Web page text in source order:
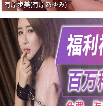
有原步美(有原あゆみ)